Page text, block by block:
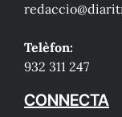
Telèfon:
932 311 247
CONNECTA